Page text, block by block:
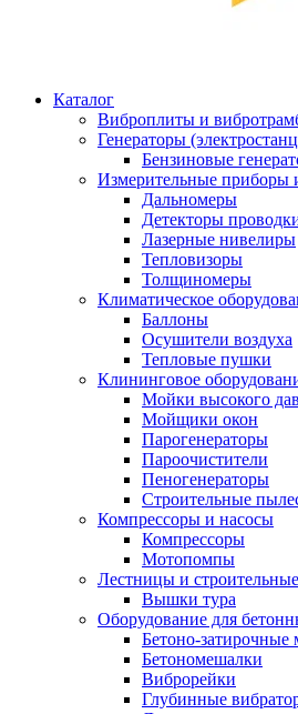
Каталог
Виброплиты и
Генераторы
Бензиновые
Измерительные приборы
Дальномеры
Детекторы
Лазерные нивелиры
Тепловизоры
Толщиномеры
Климатическое
Баллоны
Осушители воздуха
Тепловые пушки
Клининговое
Мойки высокого
Мойщики окон
Парогенераторы
Пароочистители
Пеногенераторы
Строительные
Компрессоры и насосы
Компрессоры
Мотопомпы
Лестницы и строительные
Вышки тура
Оборудование для
Бетоно-
Бетономешалки
Виброрейки
Глубинные